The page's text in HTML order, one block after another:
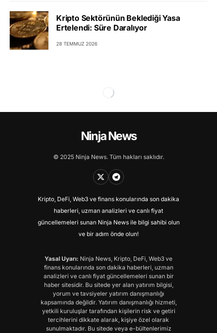
Kripto Sektörünün Beklediği Yasa
Ertelendi: Süre Daralıyor
28 TEMMUZ 2026
Ninja News
© 2025 Ninja News. Tüm hakları saklıdır.
Kripto, DeFi, Web3 ve finans konularında son dakika
haberleri, uzman analizleri ve canlı fiyat
güncellemeleri sunan Ninja News ile bilgi sahibi olun
ve bir adım önde olun!
Yasal Uyarı: Ninja News, Kripto, DeFi, Web3 ve
finans konularında son dakika haberleri, uzman
analizleri ve canlı fiyat güncellemeleri sunan bir
haber sitesidir. Bu sitede yer alan yatırım bilgisi,
yorum ve tavsiyeler yatırım danışmanlığı
kapsamında değildir. Yatırım danışmanlığı hizmeti,
yetkili kuruluşlar tarafından kişilerin risk ve getiri
tercihlerini dikkate alarak, kişiye özel olarak
sunulmaktadır. Bu sitede veya e-bültenlerimiz